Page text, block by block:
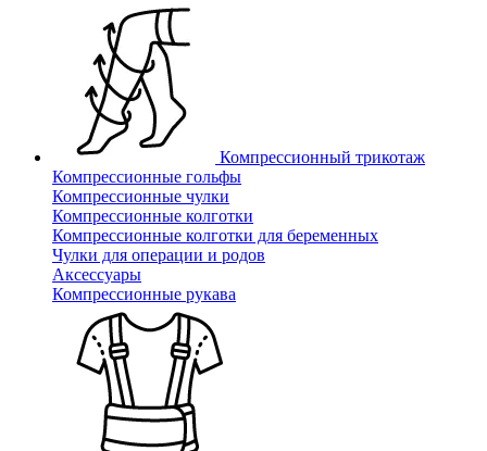
Компрессионный трикотаж
Компрессионные гольфы
Компрессионные чулки
Компрессионные колготки
Компрессионные колготки для беременных
Чулки для операции и родов
Аксессуары
Компрессионные рукава